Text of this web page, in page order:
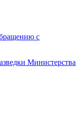
с
Министерства